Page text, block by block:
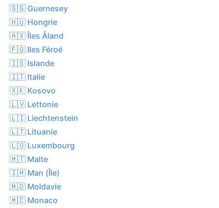
🇬🇬 Guernesey
🇭🇺 Hongrie
🇦🇽 Îles Åland
🇫🇴 Iles Féroé
🇮🇸 Islande
🇮🇹 Italie
🇽🇰 Kosovo
🇱🇻 Lettonie
🇱🇮 Liechtenstein
🇱🇹 Lituanie
🇱🇺 Luxembourg
🇲🇹 Malte
🇮🇲 Man (Île)
🇲🇩 Moldavie
🇲🇨 Monaco